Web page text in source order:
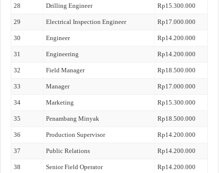
28 Drilling Engineer Rp15.300.000
29 Electrical Inspection Engineer Rp17.000.000
30 Engineer Rp14.200.000
31 Engineering Rp14.200.000
32 Field Manager Rp18.500.000
33 Manager Rp17.000.000
34 Marketing Rp15.300.000
35 Penambang Minyak Rp18.500.000
36 Production Supervisor Rp14.200.000
37 Public Relations Rp14.200.000
38 Senior Field Operator Rp14.200.000